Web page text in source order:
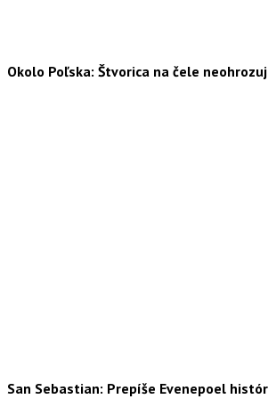
Okolo Poľska: Štvorica na čele
San Sebastian: Prepíše Evenepoel